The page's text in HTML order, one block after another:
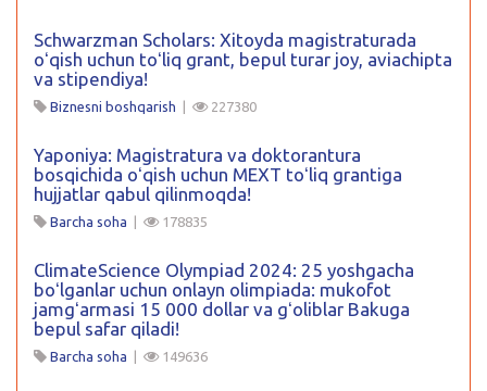
Schwarzman Scholars: Xitoyda magistraturada
oʻqish uchun toʻliq grant, bepul turar joy, aviachipta
va stipendiya!
Biznesni boshqarish | 227380
Yaponiya: Magistratura va doktorantura
bosqichida oʻqish uchun MEXT toʻliq grantiga
hujjatlar qabul qilinmoqda!
Barcha soha | 178835
ClimateScience Olympiad 2024: 25 yoshgacha
boʻlganlar uchun onlayn olimpiada: mukofot
jamgʻarmasi 15 000 dollar va gʻoliblar Bakuga
bepul safar qiladi!
Barcha soha | 149636